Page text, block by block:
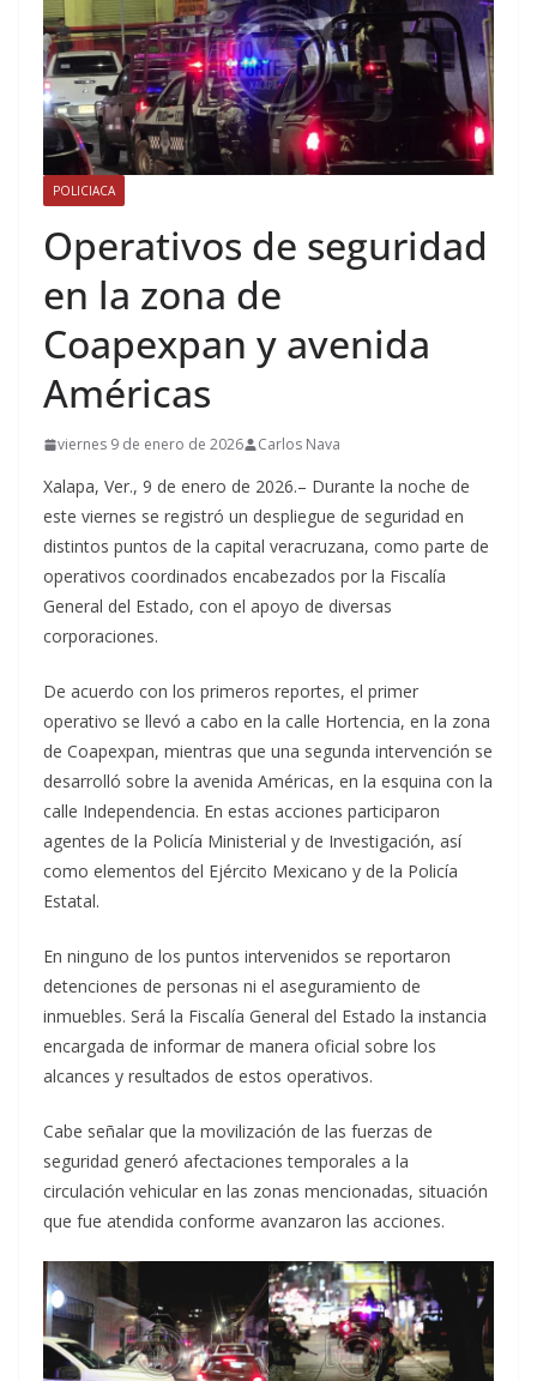
POLICIACA
Operativos de seguridad
en la zona de
Coapexpan y avenida
Américas
viernes 9 de enero de 2026 Carlos Nava
Xalapa, Ver., 9 de enero de 2026.– Durante la noche de
este viernes se registró un despliegue de seguridad en
distintos puntos de la capital veracruzana, como parte de
operativos coordinados encabezados por la Fiscalía
General del Estado, con el apoyo de diversas
corporaciones.
De acuerdo con los primeros reportes, el primer
operativo se llevó a cabo en la calle Hortencia, en la zona
de Coapexpan, mientras que una segunda intervención se
desarrolló sobre la avenida Américas, en la esquina con la
calle Independencia. En estas acciones participaron
agentes de la Policía Ministerial y de Investigación, así
como elementos del Ejército Mexicano y de la Policía
Estatal.
En ninguno de los puntos intervenidos se reportaron
detenciones de personas ni el aseguramiento de
inmuebles. Será la Fiscalía General del Estado la instancia
encargada de informar de manera oficial sobre los
alcances y resultados de estos operativos.
Cabe señalar que la movilización de las fuerzas de
seguridad generó afectaciones temporales a la
circulación vehicular en las zonas mencionadas, situación
que fue atendida conforme avanzaron las acciones.